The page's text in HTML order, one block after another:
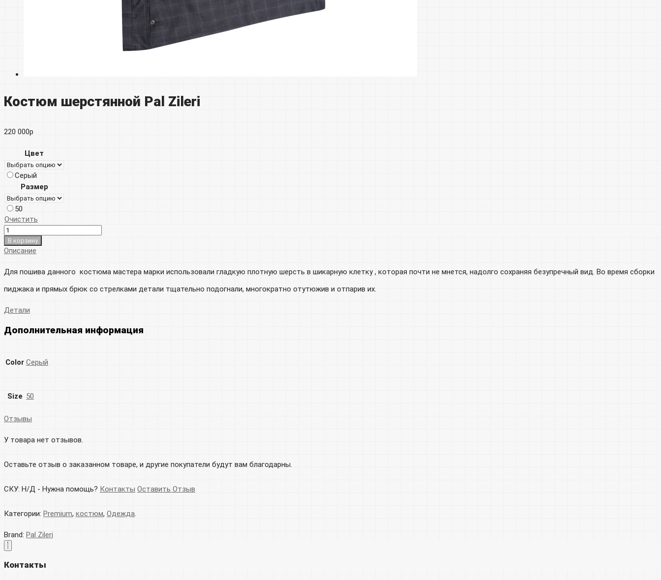
Костюм шерстянной Pal Zileri
220 000р
Цвет
Серый
Размер
50
Очистить
В корзину
Описание
Для пошива данного костюма мастера марки использовали гладкую плотную шерсть в шикарную клетку , которая почти не мнется, надолго сохраняя безупречный вид. Во время сборки
пиджака и прямых брюк со стрелками детали тщательно подогнали, многократно отутюжив и отпарив их.
Детали
Дополнительная информация
Color Серый
Size 50
Отзывы
У товара нет отзывов.
Оставьте отзыв о заказанном товаре, и другие покупатели будут вам благодарны.
СКУ: Н/Д - Нужна помощь? Контакты Оставить Отзыв
Категории: Premium, костюм, Одежда.
Brand: Pal Zileri
Контакты